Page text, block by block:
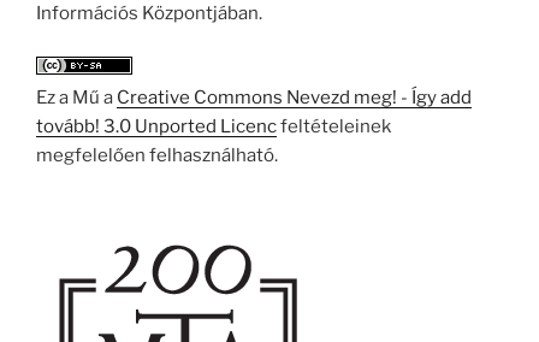
Információs Központjában.
Ez a Mű a Creative Commons Nevezd meg! - Így add
tovább! 3.0 Unported Licencfeltételeinek
megfelelően felhasználható.